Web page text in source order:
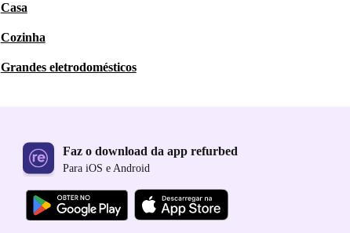
Casa
Cozinha
Grandes eletrodomésticos
Faz o download da app refurbed
Para iOS e Android